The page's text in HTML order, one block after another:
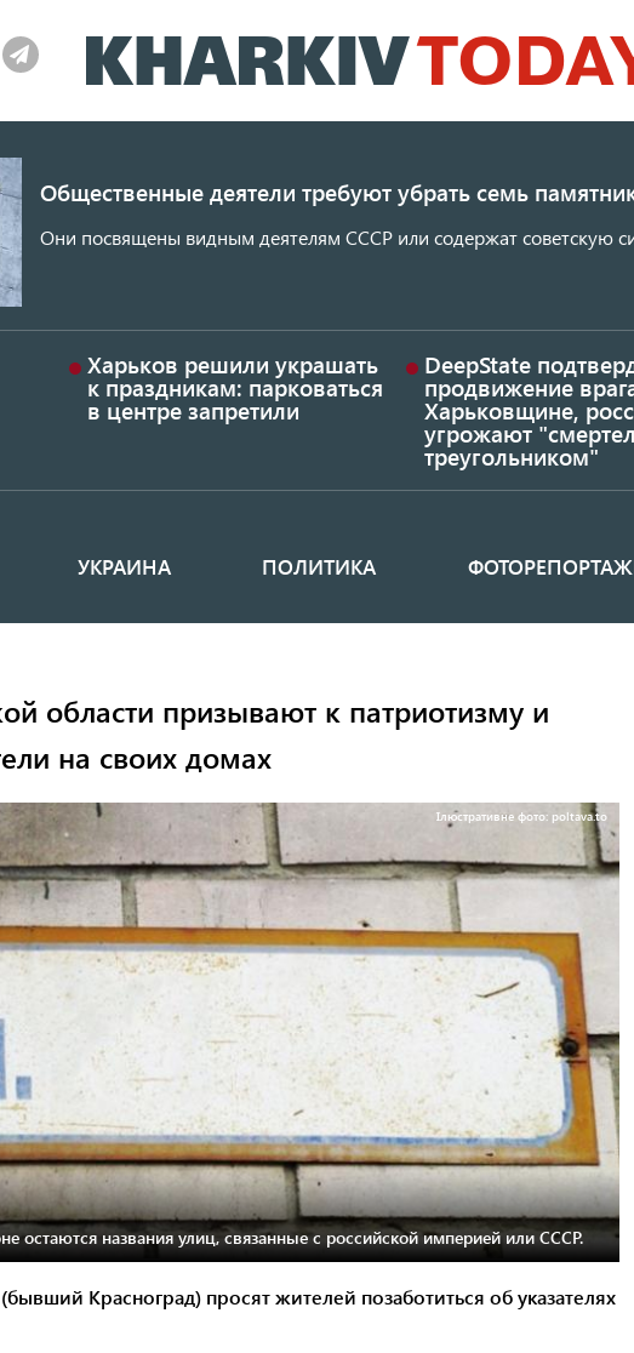
к
основному
Общественные деятели требуют убрать семь
Они посвящены видным деятелям СССР или содержат советскую
Харьков решили украшать
к праздникам: парковаться
в центре запретили
DeepState
продвижение
Харьковщине,
угрожают
треугольником"
УКРАИНА ПОЛИТИКА
области призывают к патриотизму и
на своих домах
Ілюстративне фото: poltava.to
остаются названия улиц, связанные с российской империей или СССР.
Красноград) просят жителей позаботиться об указателях